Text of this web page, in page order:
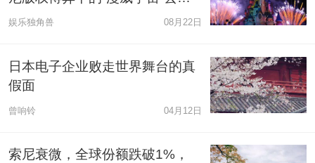
何处？
娱乐独角兽 08月22日
日本电子企业败走世界舞台的真
假面
曾响铃 04月12日
索尼衰微，全球份额跌破1%，